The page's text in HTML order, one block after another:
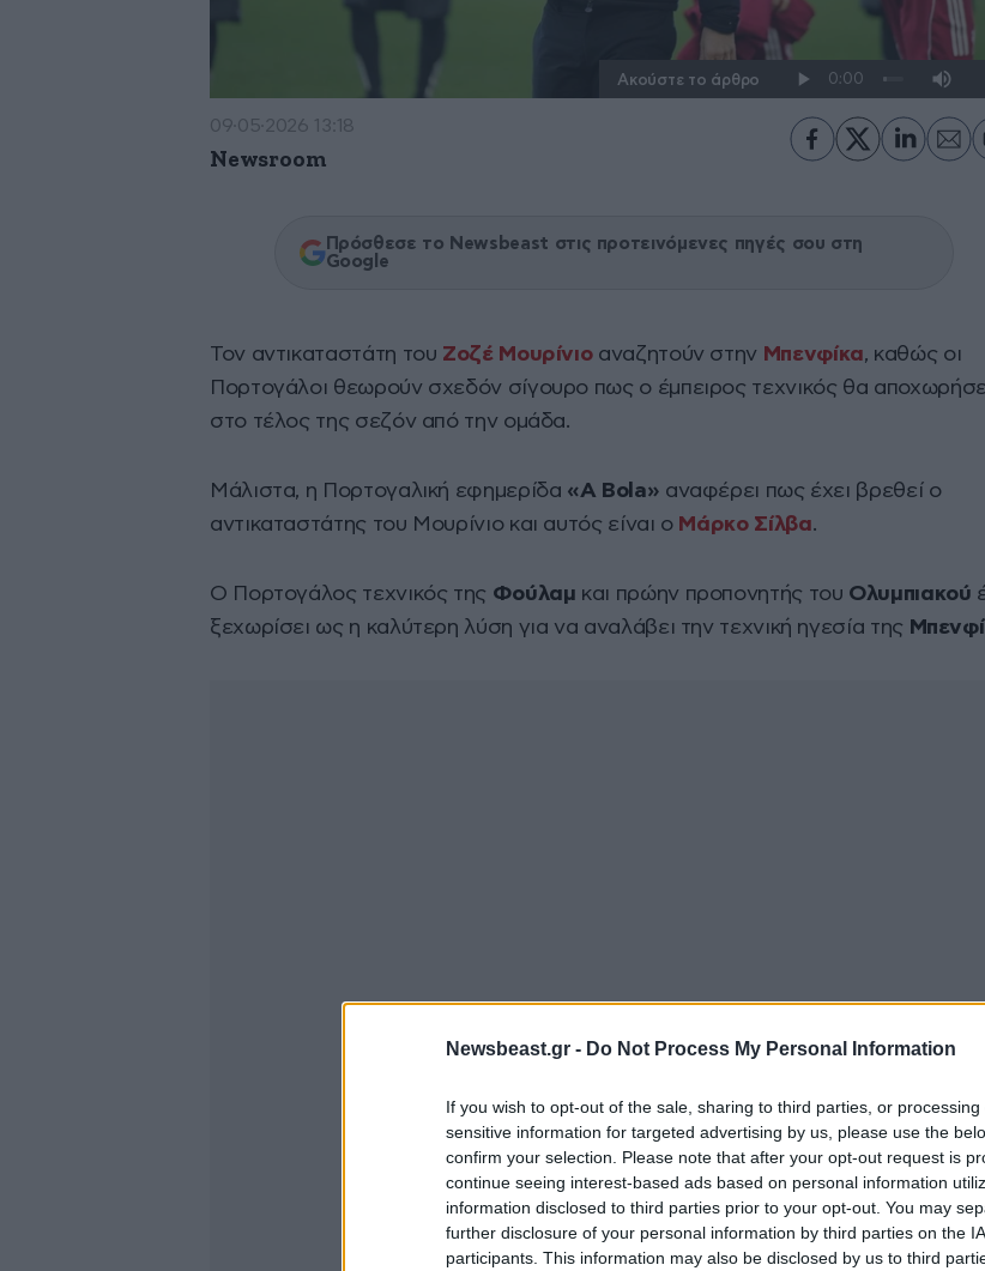
Newsbeast.gr - Do Not Process My Personal Information
If you wish to opt-out of the sale, sharing to third parties, or
sensitive information for targeted advertising by us, please use the
confirm your selection. Please note that after your opt-out request is
continue seeing interest-based ads based on personal information
information disclosed to third parties prior to your opt-out. You may
further disclosure of your personal information by third parties on the
participants. This information may also be disclosed by us to third
Ακούστε το άρθρο
09·05·2026 13:18
Newsroom
Πρόσθεσε το Newsbeast στις προτεινόμενες πηγές σου στη
Google
Τον αντικαταστάτη του Ζοζέ Μουρίνιοαναζητούν στην Μπενφίκα, καθώς οι
Πορτογάλοι θεωρούν σχεδόν σίγουρο πως ο έμπειρος τεχνικός θα
στο τέλος της σεζόν από την ομάδα.
Μάλιστα, η Πορτογαλική εφημερίδα «A Bola» αναφέρει πως έχει βρεθεί ο
αντικαταστάτης του Μουρίνιο και αυτός είναι ο Μάρκο Σίλβα.
Ο Πορτογάλος τεχνικός της Φούλαμ και πρώην προπονητής του Ολυμπιακού
ξεχωρίσει ως η καλύτερη λύση για να αναλάβει την τεχνική ηγεσία της